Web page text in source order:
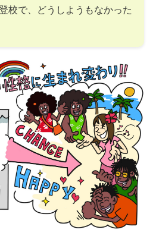
校で、どうしようもなかった